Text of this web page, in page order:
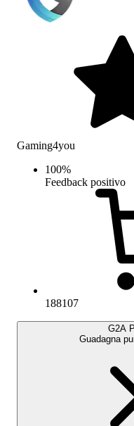
Gaming4you
100%
Feedback positivo
188107
G2A
Guadagna